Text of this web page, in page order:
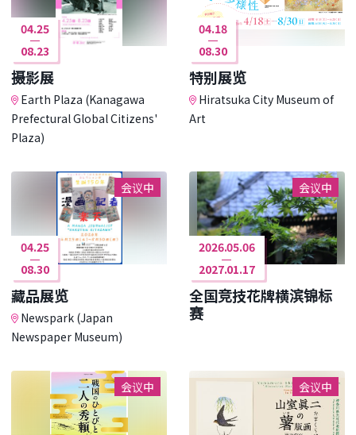
04.25
08.23
摄影展
Earth Plaza (Kanagawa
Prefectural Global Citizens'
Plaza)
04.18
08.30
特别展览
Hiratsuka City Museum of
Art
会议中
04.25
08.30
藏品展览
Newspark (Japan
Newspaper Museum)
会议中
2026.05.06
2027.01.17
全国竞技花牌横滨锦标
赛
会议中 会议中